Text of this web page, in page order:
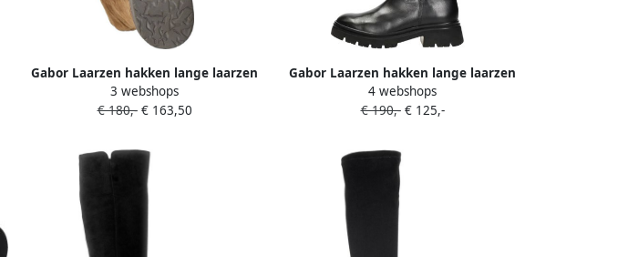
Gabor Laarzen hakken lange laarzen
zakelijke laarzen met ritssluiting
3 webshops
€ 180,-€ 163,50
Gabor Laarzen hakken lange laarzen
met comfortabele beste pasvorm-
uitrusting
4 webshops
€ 190,-€ 125,-